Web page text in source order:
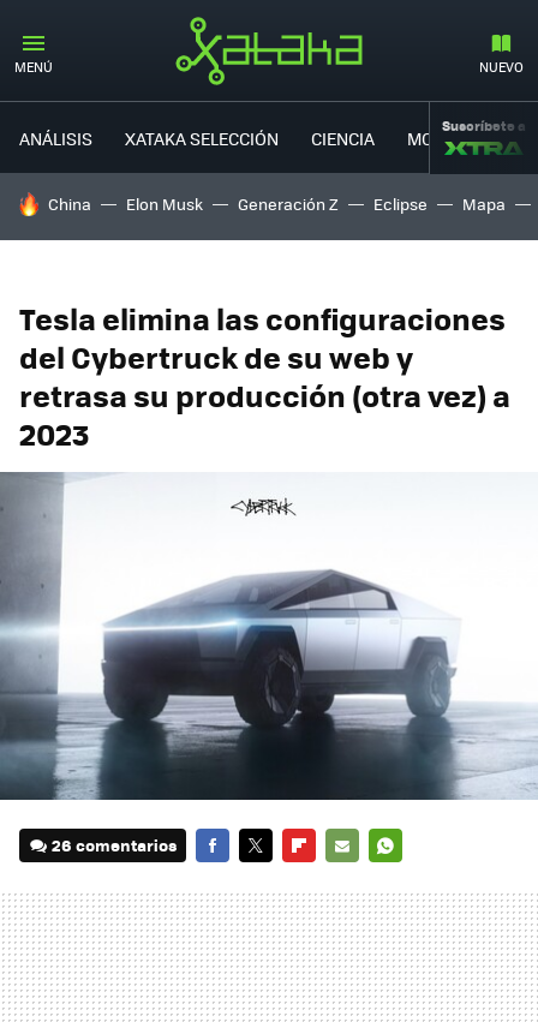
MENÚ NUEVO
ANÁLISIS XATAKA SELECCIÓN CIENCIA MOVILIDAD
Suscríbete a
HOY SE HABLA DE
China Elon Musk Generación Z Eclipse Mapa
Tesla elimina las configuraciones
del Cybertruck de su web y
retrasa su producción (otra vez) a
2023
26 comentarios
MAIL